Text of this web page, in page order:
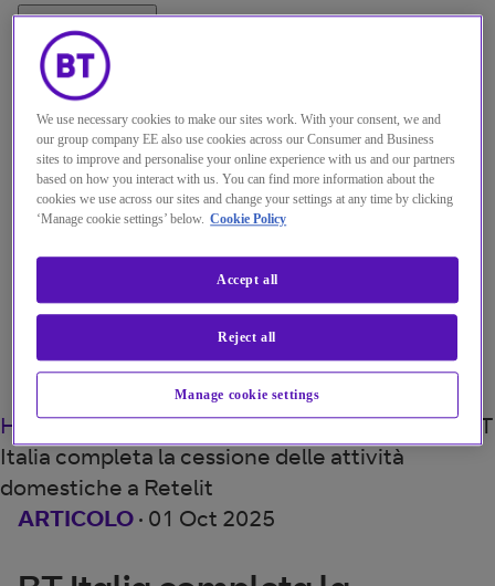
MenuClose
Prodotti e Soluzioni
Chi siamo
Help e assistenza
Area Clienti | Accedi
Search
HomeChi siamoOur news and press releases
BT
Italia completa la cessione delle attività
domestiche a Retelit
ARTICOLO · 01 Oct 2025
We use necessary cookies to make our sites work. With your consent, we and
our group company EE also use cookies across our Consumer and Business
sites to improve and personalise your online experience with us and our partners
based on how you interact with us. You can find more information about the
cookies we use across our sites and change your settings at any time by clicking
‘Manage cookie settings’ below. Cookie Policy
Manage cookie settings
Reject all
Accept all